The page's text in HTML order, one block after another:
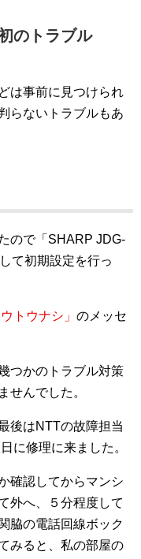
のトラブル
は事前に見つけられ
らないトラブルもあ
ので「SHARP JDG-
て初期設定を行っ
トウナシ」 のメッセ
つかのトラブル対策
せんでした。
後はNTTの故障担当
に修理に来ました。
確認してからマンシ
外へ、５分程度して
脇の電話回線ボック
みると、私の部屋の